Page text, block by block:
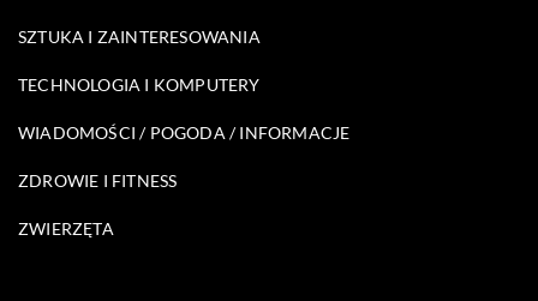
SZTUKA I ZAINTERESOWANIA
TECHNOLOGIA I KOMPUTERY
WIADOMOŚCI / POGODA / INFORMACJE
ZDROWIE I FITNESS
ZWIERZĘTA